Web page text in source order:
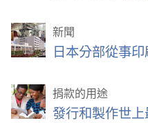
新聞
日本分部從事
捐款的用途
發行和製作世